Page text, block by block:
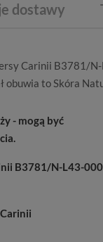
dostawy
Carinii B3781/
obuwia toSkóra
- mogą być
B3781/N-L43-